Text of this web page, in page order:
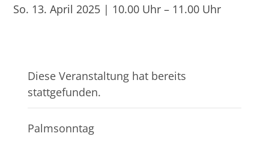
So. 13. April 2025 | 10.00 Uhr – 11.00 Uhr
Diese Veranstaltung hat bereits
stattgefunden.
Palmsonntag